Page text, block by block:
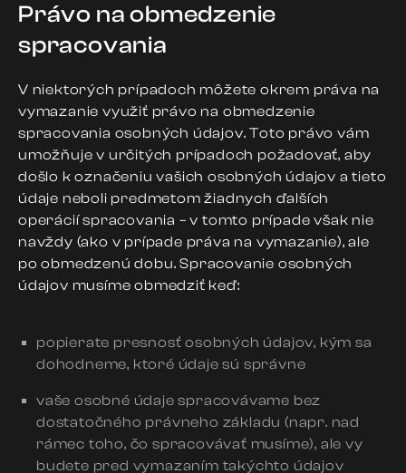
Právo na obmedzenie
spracovania
V niektorých prípadoch môžete okrem práva na
vymazanie využiť právo na obmedzenie
spracovania osobných údajov. Toto právo vám
umožňuje v určitých prípadoch požadovať, aby
došlo k označeniu vašich osobných údajov a tieto
údaje neboli predmetom žiadnych ďalších
operácií spracovania – v tomto prípade však nie
navždy (ako v prípade práva na vymazanie), ale
po obmedzenú dobu. Spracovanie osobných
údajov musíme obmedziť keď:
popierate presnosť osobných údajov, kým sa
dohodneme, ktoré údaje sú správne
vaše osobné údaje spracovávame bez
dostatočného právneho základu (napr. nad
rámec toho, čo spracovávať musíme), ale vy
budete pred vymazaním takýchto údajov